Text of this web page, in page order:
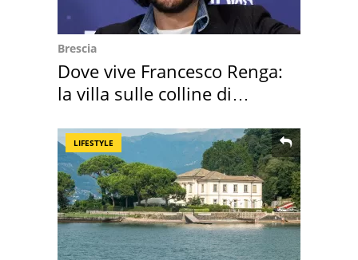
Brescia
Dove vive Francesco Renga:
la villa sulle colline di
LIFESTYLE